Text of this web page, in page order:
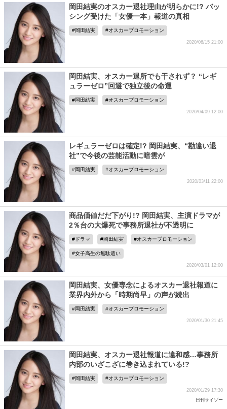
岡田結実のオスカー退社理由が明らかに!? バッ
シング受けた「女優一本」報道の真相
岡田結実 オスカープロモーション
2020/06/15 21:00
岡田結実、オスカー退所でも干されず？ “レギ
ュラーゼロ”回避で独立後の命運
岡田結実 オスカープロモーション
2020/04/09 12:00
レギュラーゼロは確定!? 岡田結実、“勘違い退
社”で今後の芸能活動に暗雲が
岡田結実 オスカープロモーション
2020/03/11 22:00
商品価値だだ下がり!? 岡田結実、主演ドラマが
2％台の大爆死で事務所退社が不透明に
ドラマ 岡田結実 オスカープロモーション
女子高生の無駄遣い
2020/03/01 12:00
岡田結実、女優専念によるオスカー退社報道に
業界内外から「時期尚早」の声が続出
岡田結実 オスカープロモーション
2020/01/30 21:45
岡田結実、オスカー退社報道に違和感…事務所
内部のいざこざに巻き込まれている!?
岡田結実 オスカープロモーション
2020/01/29 17:30
日刊サイゾー